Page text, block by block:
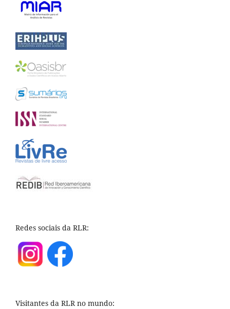
Redes sociais da RLR:
Visitantes da RLR no mundo: